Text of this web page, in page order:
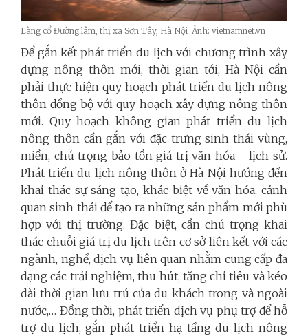
Làng cổ Đường lâm, thị xã Sơn Tây, Hà Nội_Ảnh: vietnamnet.vn
Để gắn kết phát triển du lịch với chương trình xây
dựng nông thôn mới, thời gian tới, Hà Nội cần
phải thực hiện quy hoạch phát triển du lịch nông
thôn đồng bộ với quy hoạch xây dựng nông thôn
mới. Quy hoạch không gian phát triển du lịch
nông thôn cần gắn với đặc trưng sinh thái vùng,
miền, chú trọng bảo tồn giá trị văn hóa - lịch sử.
Phát triển du lịch nông thôn ở Hà Nội hướng đến
khai thác sự sáng tạo, khác biệt về văn hóa, cảnh
quan sinh thái để tạo ra những sản phẩm mới phù
hợp với thị trường. Đặc biệt, cần chú trọng khai
thác chuỗi giá trị du lịch trên cơ sở liên kết với các
ngành, nghề, dịch vụ liên quan nhằm cung cấp đa
dạng các trải nghiệm, thu hút, tăng chi tiêu và kéo
dài thời gian lưu trú của du khách trong và ngoài
nước,… Đồng thời, phát triển dịch vụ phụ trợ để hỗ
trợ du lịch, gắn phát triển hạ tầng du lịch nông